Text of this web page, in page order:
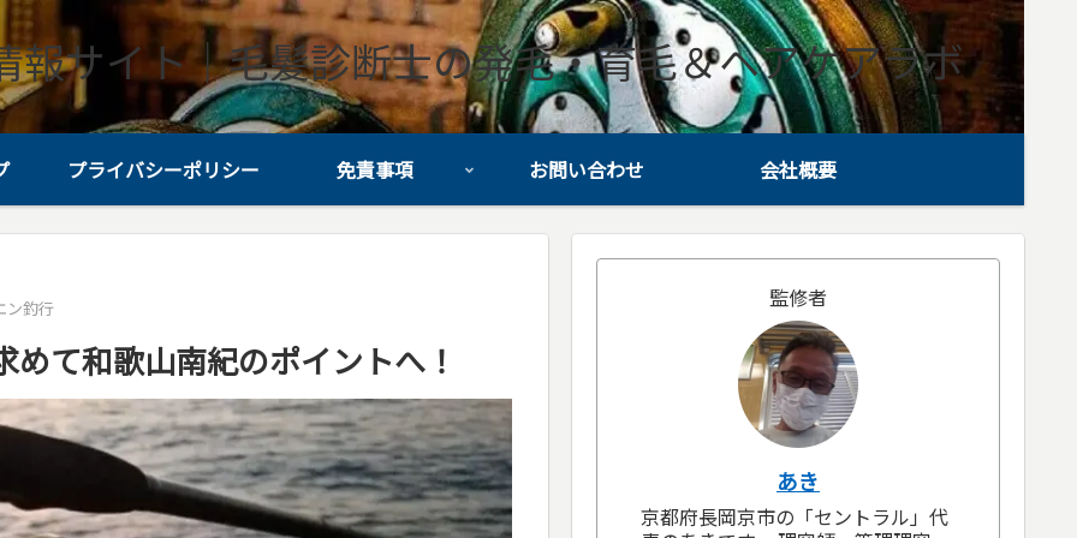
報サイト｜毛髪診断士の発毛・育毛＆ヘアケアラボ
プライバシーポリシー 免責事項 お問い合わせ 会社概要
ン釣行
て和歌山南紀のポイントへ！
監修者
あき
京都府長岡京市の「セントラル」代